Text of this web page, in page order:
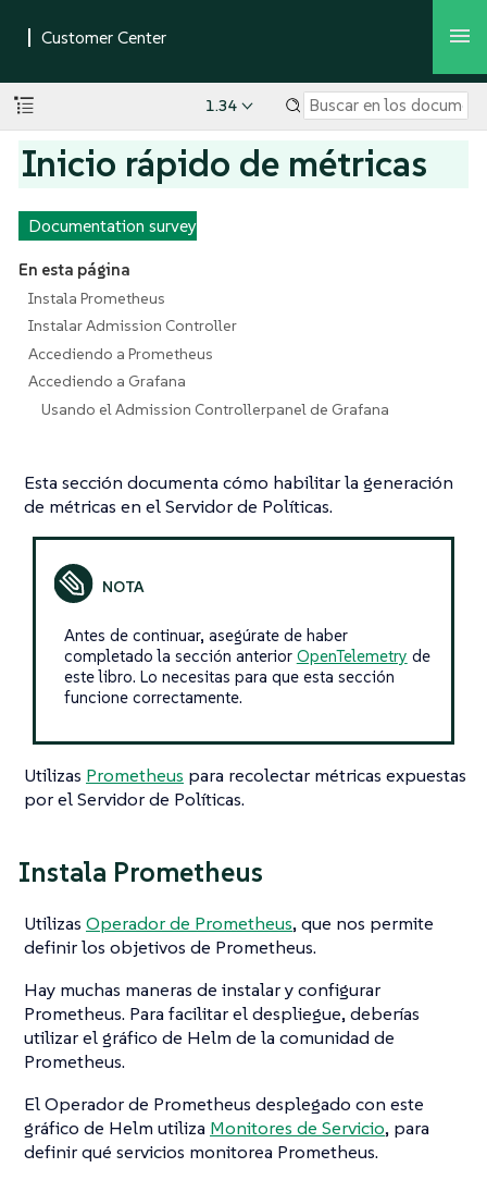
1.34
Inicio rápido de métricas
Documentation survey
En esta página
Instala Prometheus
Instalar Admission Controller
Accediendo a Prometheus
Accediendo a Grafana
Usando el Admission Controllerpanel de Grafana
Esta sección documenta cómo habilitar la generación
de métricas en el Servidor de Políticas.
Antes de continuar, asegúrate de haber
completado la sección anterior OpenTelemetry de
este libro. Lo necesitas para que esta sección
funcione correctamente.
Utilizas Prometheus para recolectar métricas expuestas
por el Servidor de Políticas.
Instala Prometheus
Utilizas Operador de Prometheus, que nos permite
definir los objetivos de Prometheus.
Hay muchas maneras de instalar y configurar
Prometheus. Para facilitar el despliegue, deberías
utilizar el gráfico de Helm de la comunidad de
Prometheus.
El Operador de Prometheus desplegado con este
gráfico de Helm utiliza Monitores de Servicio, para
definir qué servicios monitorea Prometheus.